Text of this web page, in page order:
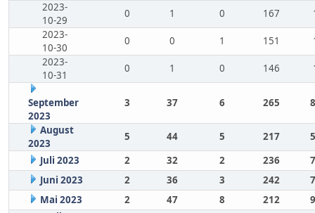
2023-
10-29
0 1 0 167
2023-
10-30
0 0 1 151
2023-
10-31
0 1 0 146
September
2023
3 37 6 265
August
2023
5 44 5 217
Juli 2023
2 32 2 236
Juni 2023
2 36 3 242
Mai 2023
2 47 8 212